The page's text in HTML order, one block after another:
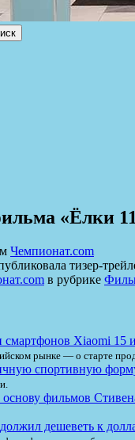
«Ёлки
Чемпионат.com
тизер-
в рубрике
рынке — о старте